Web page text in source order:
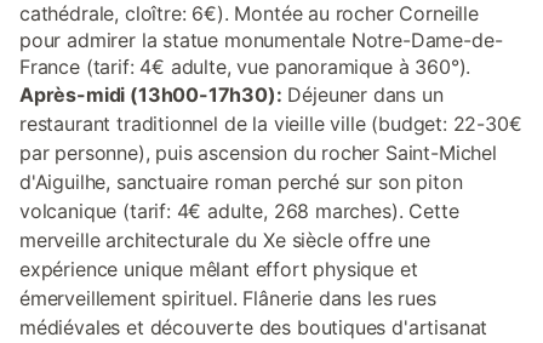
cathédrale, cloître: 6€). Montée au rocher Corneille
pour admirer la statue monumentale Notre-Dame-de-
France (tarif: 4€ adulte, vue panoramique à 360°).
Après-midi (13h00-17h30): Déjeuner dans un
restaurant traditionnel de la vieille ville (budget: 22-30€
par personne), puis ascension du rocher Saint-Michel
d'Aiguilhe, sanctuaire roman perché sur son piton
volcanique (tarif: 4€ adulte, 268 marches). Cette
merveille architecturale du Xe siècle offre une
expérience unique mêlant effort physique et
émerveillement spirituel. Flânerie dans les rues
médiévales et découverte des boutiques d'artisanat